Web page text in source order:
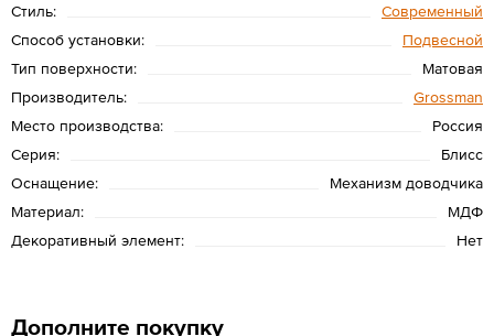
Стиль:
Современный
Способ установки:
Подвесной
Тип поверхности:
Матовая
Производитель:
Grossman
Место производства:
Россия
Серия:
Блисс
Оснащение:
Механизм доводчика
Материал:
МДФ
Декоративный элемент:
Нет
Дополните покупку